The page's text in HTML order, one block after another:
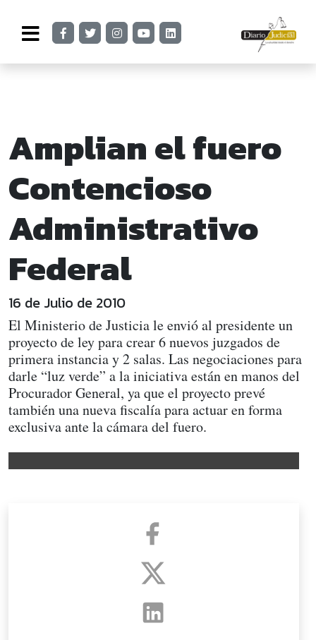
Amplian el fuero
Contencioso
Administrativo
Federal
16 de Julio de 2010
El Ministerio de Justicia le envió al presidente un
proyecto de ley para crear 6 nuevos juzgados de
primera instancia y 2 salas. Las negociaciones para
darle “luz verde” a la iniciativa están en manos del
Procurador General, ya que el proyecto prevé
también una nueva fiscalía para actuar en forma
exclusiva ante la cámara del fuero.